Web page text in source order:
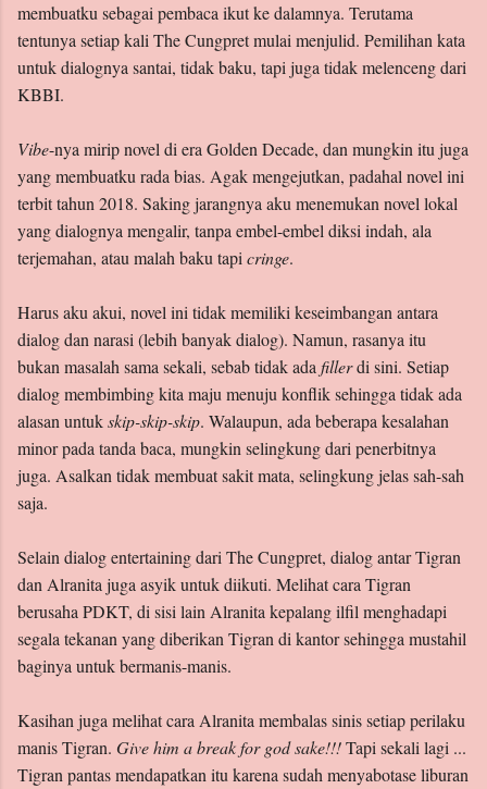
membuatku sebagai pembaca ikut ke dalamnya. Terutama
tentunya setiap kali The Cungpret mulai menjulid. Pemilihan kata
untuk dialognya santai, tidak baku, tapi juga tidak melenceng dari
KBBI.
Vibe-nya mirip novel di era Golden Decade, dan mungkin itu juga
yang membuatku rada bias. Agak mengejutkan, padahal novel ini
terbit tahun 2018. Saking jarangnya aku menemukan novel lokal
yang dialognya mengalir, tanpa embel-embel diksi indah, ala
terjemahan, atau malah baku tapi cringe.
Harus aku akui, novel ini tidak memiliki keseimbangan antara
dialog dan narasi (lebih banyak dialog). Namun, rasanya itu
bukan masalah sama sekali, sebab tidak ada fillerdi sini. Setiap
dialog membimbing kita maju menuju konflik sehingga tidak ada
alasan untukskip-skip-skip. Walaupun, ada beberapa kesalahan
minor pada tanda baca, mungkin selingkung dari penerbitnya
juga. Asalkan tidak membuat sakit mata, selingkung jelas sah-sah
saja.
Selain dialog entertaining dari The Cungpret, dialog antar Tigran
dan Alranita juga asyik untuk diikuti. Melihat cara Tigran
berusaha PDKT, di sisi lain Alranita kepalang ilfil menghadapi
segala tekanan yang diberikan Tigran di kantor sehingga mustahil
baginya untuk bermanis-manis.
Kasihan juga melihat cara Alranita membalas sinis setiap perilaku
manis Tigran. Give him a break for god sake!!!Tapi sekali lagi ...
Tigran pantas mendapatkan itu karena sudah menyabotase liburan